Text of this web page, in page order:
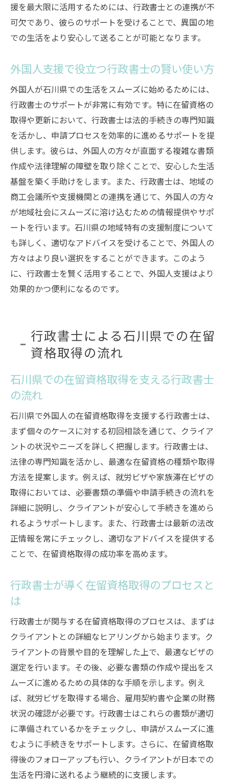
援を最大限に活用するためには、行政書士との連携が不
可欠であり、彼らのサポートを受けることで、異国の地
での生活をより安心して送ることが可能となります。
外国人支援で役立つ行政書士の賢い使い方
外国人が石川県での生活をスムーズに始めるためには、
行政書士のサポートが非常に有効です。特に在留資格の
取得や更新において、行政書士は法的手続きの専門知識
を活かし、申請プロセスを効率的に進めるサポートを提
供します。彼らは、外国人の方々が直面する複雑な書類
作成や法律理解の障壁を取り除くことで、安心した生活
基盤を築く手助けをします。また、行政書士は、地域の
商工会議所や支援機関との連携を通じて、外国人の方々
が地域社会にスムーズに溶け込むための情報提供やサポ
ートを行います。石川県の地域特有の支援制度について
も詳しく、適切なアドバイスを受けることで、外国人の
方々はより良い選択をすることができます。このよう
に、行政書士を賢く活用することで、外国人支援はより
効果的かつ便利になるのです。
行政書士による石川県での在留
資格取得の流れ
石川県での在留資格取得を支える行政書士
の流れ
石川県で外国人の在留資格取得を支援する行政書士は、
まず個々のケースに対する初回相談を通じて、クライア
ントの状況やニーズを詳しく把握します。行政書士は、
法律の専門知識を活かし、最適な在留資格の種類や取得
方法を提案します。例えば、就労ビザや家族滞在ビザの
取得においては、必要書類の準備や申請手続きの流れを
詳細に説明し、クライアントが安心して手続きを進めら
れるようサポートします。また、行政書士は最新の法改
正情報を常にチェックし、適切なアドバイスを提供する
ことで、在留資格取得の成功率を高めます。
行政書士が導く在留資格取得のプロセスと
は
行政書士が関与する在留資格取得のプロセスは、まずは
クライアントとの詳細なヒアリングから始まります。ク
ライアントの背景や目的を理解した上で、最適なビザの
選定を行います。その後、必要な書類の作成や提出をス
ムーズに進めるための具体的な手順を示します。例え
ば、就労ビザを取得する場合、雇用契約書や企業の財務
状況の確認が必要です。行政書士はこれらの書類が適切
に準備されているかをチェックし、申請がスムーズに進
むように手続きをサポートします。さらに、在留資格取
得後のフォローアップも行い、クライアントが日本での
生活を円滑に送れるよう継続的に支援します。